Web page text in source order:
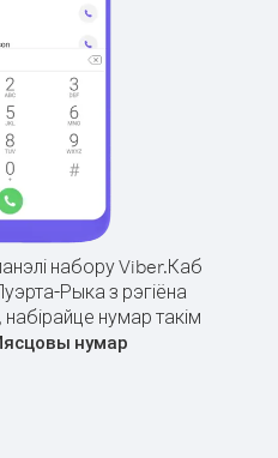
набору Viber.Каб
Рыка з рэгіёна
нумар такім
нумар